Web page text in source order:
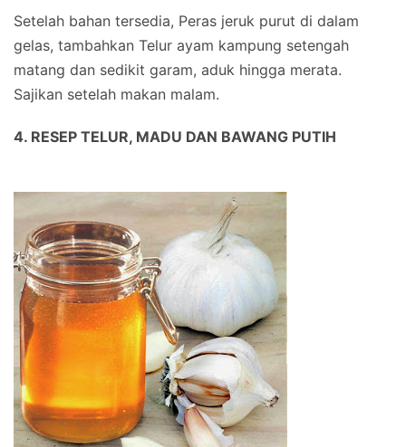
Setelah bahan tersedia, Peras jeruk purut di dalam
gelas, tambahkan Telur ayam kampung setengah
matang dan sedikit garam, aduk hingga merata.
Sajikan setelah makan malam.
4. RESEP TELUR, MADU DAN BAWANG PUTIH